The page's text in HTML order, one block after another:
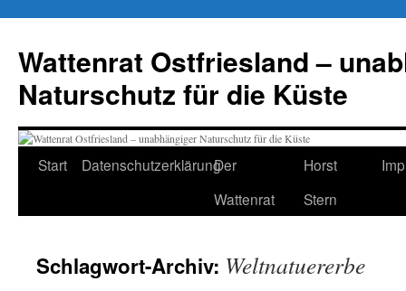
springen
Wattenrat Ostfriesland –
Naturschutz für die Küste
Start DatenschutzerklärungDer
Wattenrat
Horst
Stern
Schlagwort-Archiv: Weltnatuererbe